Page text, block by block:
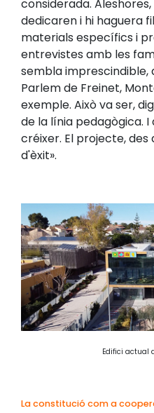
considerada.
dedicaren i hi haguera
materials específics i
entrevistes amb les
sembla imprescindible,
Parlem de Freinet,
exemple. Això va ser,
de la línia pedagògica.
créixer. El projecte, des
d'èxit».
Edifici actual
La constitució com a